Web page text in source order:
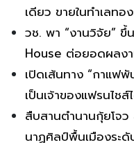
เดียว ขายในทำเลท
วช. พา “งานวิจัย” ขึ้
House ต่อยอดผลง
เปิดเส้นทาง “กาแฟ
เป็นเจ้าของแฟรนไชส์
สืบสานตำนานกุ้ยโจ
นาฏศิลป์พื้นเมืองระ